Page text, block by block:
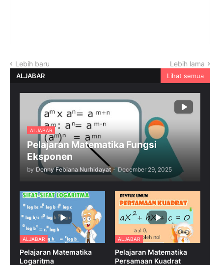
Lebih baru Lebih lama
ALJABAR Lihat semua
ALJABAR
Pelajaran Matematika Fungsi
Eksponen
by Denny Febiana Nurhidayat - December 29, 2025
ALJABAR
Pelajaran Matematika
Logaritma
ALJABAR
Pelajaran Matematika
Persamaan Kuadrat